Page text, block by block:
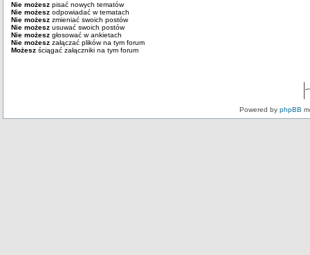
Nie możesz pisać nowych tematów
Nie możesz odpowiadać w tematach
Nie możesz zmieniać swoich postów
Nie możesz usuwać swoich postów
Nie możesz głosować w ankietach
Nie możesz załączać plików na tym forum
Możesz ściągać załączniki na tym forum
Powered by phpBB